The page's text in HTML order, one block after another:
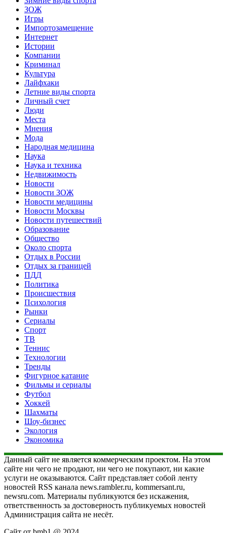
ЗОЖ
Игры
Импортозамещение
Интернет
Истории
Компании
Криминал
Культура
Лайфхаки
Летние виды спорта
Личный счет
Люди
Места
Мнения
Мода
Народная медицина
Наука
Наука и техника
Недвижимость
Новости
Новости ЗОЖ
Новости медицины
Новости Москвы
Новости путешествий
Образование
Общество
Около спорта
Отдых в России
Отдых за границей
ПДД
Политика
Происшествия
Психология
Рынки
Сериалы
Спорт
ТВ
Теннис
Технологии
Тренды
Фигурное катание
Фильмы и сериалы
Футбол
Хоккей
Шахматы
Шоу-бизнес
Экология
Экономика
Данный сайт не является коммерческим проектом. На этом
сайте ни чего не продают, ни чего не покупают, ни какие
услуги не оказываются. Сайт представляет собой ленту
новостей RSS канала news.rambler.ru, kommersant.ru,
newsru.com. Материалы публикуются без искажения,
ответственность за достоверность публикуемых новостей
Администрация сайта не несёт.